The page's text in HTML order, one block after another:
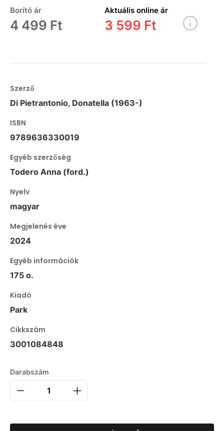
Borító ár
4 499 Ft
Aktuális online ár
3 599 Ft
Szerző
Di Pietrantonio, Donatella (1963-)
ISBN
9789636330019
Egyéb szerzőség
Todero Anna (ford.)
Nyelv
magyar
Megjelenés éve
2024
Egyéb információk
175 o.
Kiadó
Park
Cikkszám
3001084848
Darabszám